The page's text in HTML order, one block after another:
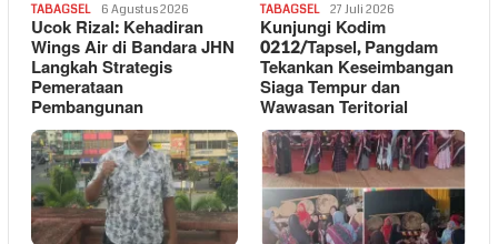
TABAGSEL 6 Agustus 2026
Ucok Rizal: Kehadiran
Wings Air di Bandara JHN
Langkah Strategis
Pemerataan
Pembangunan
TABAGSEL 27 Juli 2026
Kunjungi Kodim
0212/Tapsel, Pangdam
Tekankan Keseimbangan
Siaga Tempur dan
Wawasan Teritorial